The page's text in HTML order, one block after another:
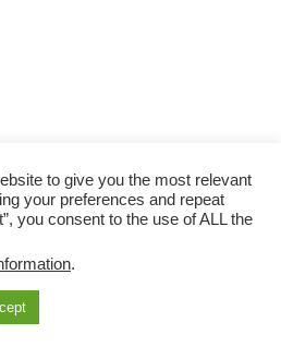
to give you the most relevant
your preferences and repeat
you consent to the use of ALL the
.